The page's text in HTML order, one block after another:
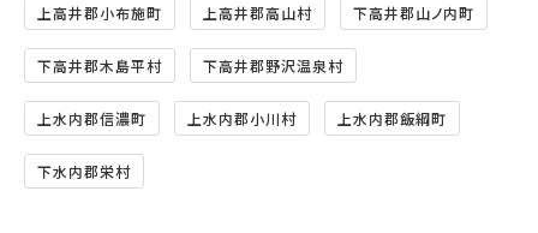
上高井郡小布施町 上高井郡高山村 下高井郡山ノ内町
下高井郡木島平村 下高井郡野沢温泉村
上水内郡信濃町 上水内郡小川村 上水内郡飯綱町
下水内郡栄村